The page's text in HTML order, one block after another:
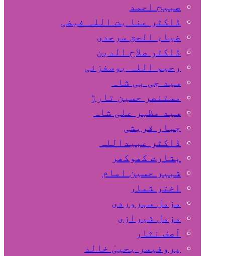
صبیح احمد
ڈاکٹر عنا یت اللہ فیضی
ضیاء الحق سرحدی
ڈاکٹر صلاح الدین
رحیم اللہ یوسفزئی
سید جی بی شاہ
مستنصر حسین تارڑ
سید مظہر علی شاہ
جبار قریشی
ڈاکٹر عبیداللہ
بشارت کھوکھر
شبیر حسین امام
اختر شمار
مزمل سہروردی
مزمل شیرازی
آصف نثار
پروفیسر یحییٰ خالد